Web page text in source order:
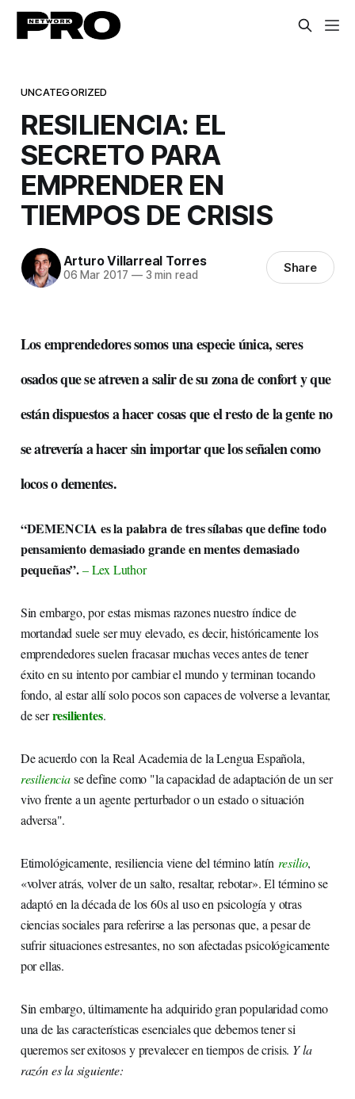
UNCATEGORIZED
RESILIENCIA: EL
SECRETO PARA
EMPRENDER EN
TIEMPOS DE CRISIS
Arturo Villarreal Torres
06 Mar 2017 —3 min read Share
Los emprendedores somos una especie única, seres
osados que se atreven a salir de su zona de confort y que
están dispuestos a hacer cosas que el resto de la gente no
se atrevería a hacer sin importar que los señalen como
locos o dementes.
“DEMENCIA es la palabra de tres sílabas que define todo
pensamiento demasiado grande en mentes demasiado
pequeñas”.– Lex Luthor
Sin embargo, por estas mismas razones nuestro índice de
mortandad suele ser muy elevado, es decir, históricamente los
emprendedores suelen fracasar muchas veces antes de tener
éxito en su intento por cambiar el mundo y terminan tocando
fondo, al estar allí solo pocos son capaces de volverse a levantar,
de serresilientes.
De acuerdo con la Real Academia de la Lengua Española,
resilienciase define como "la capacidad de adaptación de un ser
vivo frente a un agente perturbador o un estado o situación
adversa".
Etimológicamente, resiliencia viene del término latín resilio,
«volver atrás, volver de un salto, resaltar, rebotar». El término se
adaptó en la década de los 60s al uso en psicología y otras
ciencias sociales para referirse a las personas que, a pesar de
sufrir situaciones estresantes, no son afectadas psicológicamente
por ellas.
Sin embargo, últimamente ha adquirido gran popularidad como
una de las características esenciales que debemos tener si
queremos ser exitosos y prevalecer en tiempos de crisis. Y la
razón es la siguiente: